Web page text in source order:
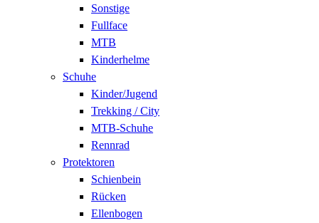
Sonstige
Fullface
MTB
Kinderhelme
Schuhe
Kinder/Jugend
Trekking / City
MTB-Schuhe
Rennrad
Protektoren
Schienbein
Rücken
Ellenbogen